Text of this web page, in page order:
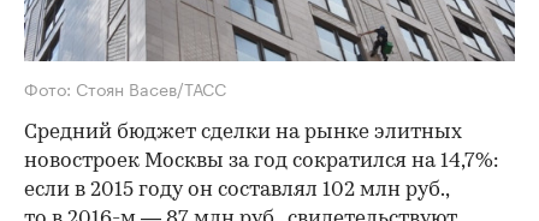
Фото: Стоян Васев/ТАСС
Средний бюджет сделки на рынке элитных
новостроек Москвы за год сократился на 14,7%:
если в 2015 году он составлял 102 млн руб.,